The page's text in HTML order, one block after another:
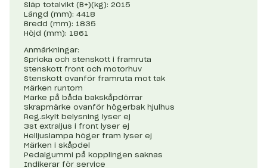
Släp totalvikt (B+)(kg): 2015
Längd (mm): 4418
Bredd (mm): 1835
Höjd (mm): 1861
Anmärkningar:
Spricka och stenskott i framruta
Stenskott front och motorhuv
Stenskott ovanför framruta mot tak
Märken runtom
Märke på båda bakskåpdörrar
Skrapmärke ovanför högerbak hjulhus
Reg.skylt belysning lyser ej
3st extraljus i front lyser ej
Helljuslampa höger fram lyser ej
Märken i skåpdel
Pedalgummi på kopplingen saknas
Indikerar för service